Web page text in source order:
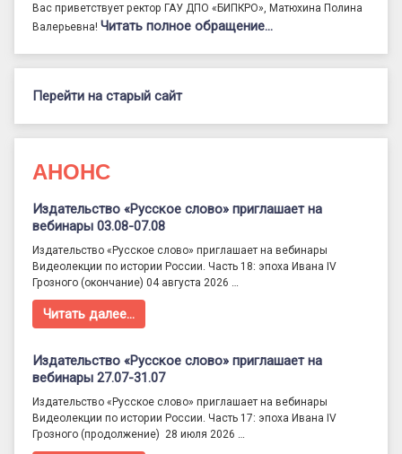
Вас приветствует ректор ГАУ ДПО «БИПКРО», Матюхина Полина
Валерьевна! Читать полное обращение…
Перейти на старый сайт
АНОНС
Издательство «Русское слово» приглашает на
вебинары 03.08-07.08
Издательство «Русское слово» приглашает на вебинары
Видеолекции по истории России. Часть 18: эпоха Ивана IV
Грозного (окончание) 04 августа 2026 …
Читать далее…
Издательство «Русское слово» приглашает на
вебинары 27.07-31.07
Издательство «Русское слово» приглашает на вебинары
Видеолекции по истории России. Часть 17: эпоха Ивана IV
Грозного (продолжение) 28 июля 2026 …